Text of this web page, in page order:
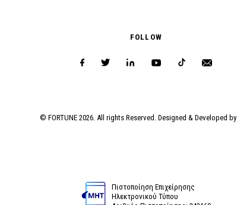
FOLLOW
© FORTUNE 2026. All rights Reserved. Designed & Developed by
Πιστοποίηση Επιχείρησης
Ηλεκτρονικού Τύπου